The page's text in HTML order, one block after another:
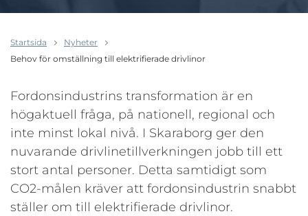
Startsida
Nyheter
Behov för omställning till elektrifierade drivlinor
Fordonsindustrins transformation är en
högaktuell fråga, på nationell, regional och
inte minst lokal nivå. I Skaraborg ger den
nuvarande drivlinetillverkningen jobb till ett
stort antal personer. Detta samtidigt som
CO2-målen kräver att fordonsindustrin snabbt
ställer om till elektrifierade drivlinor.